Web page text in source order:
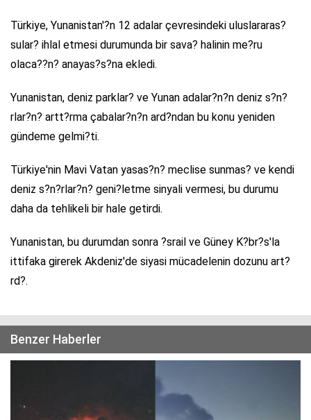
Türkiye, Yunanistan'?n 12 adalar çevresindeki uluslararas?
sular? ihlal etmesi durumunda bir sava? halinin me?ru
olaca??n? anayas?s?na ekledi.
Yunanistan, deniz parklar? ve Yunan adalar?n?n deniz s?n?
rlar?n? artt?rma çabalar?n?n ard?ndan bu konu yeniden
gündeme gelmi?ti.
Türkiye'nin Mavi Vatan yasas?n? meclise sunmas? ve kendi
deniz s?n?rlar?n? geni?letme sinyali vermesi, bu durumu
daha da tehlikeli bir hale getirdi.
Yunanistan, bu durumdan sonra ?srail ve Güney K?br?s'la
ittifaka girerek Akdeniz'de siyasi mücadelenin dozunu art?
rd?.
Benzer Haberler